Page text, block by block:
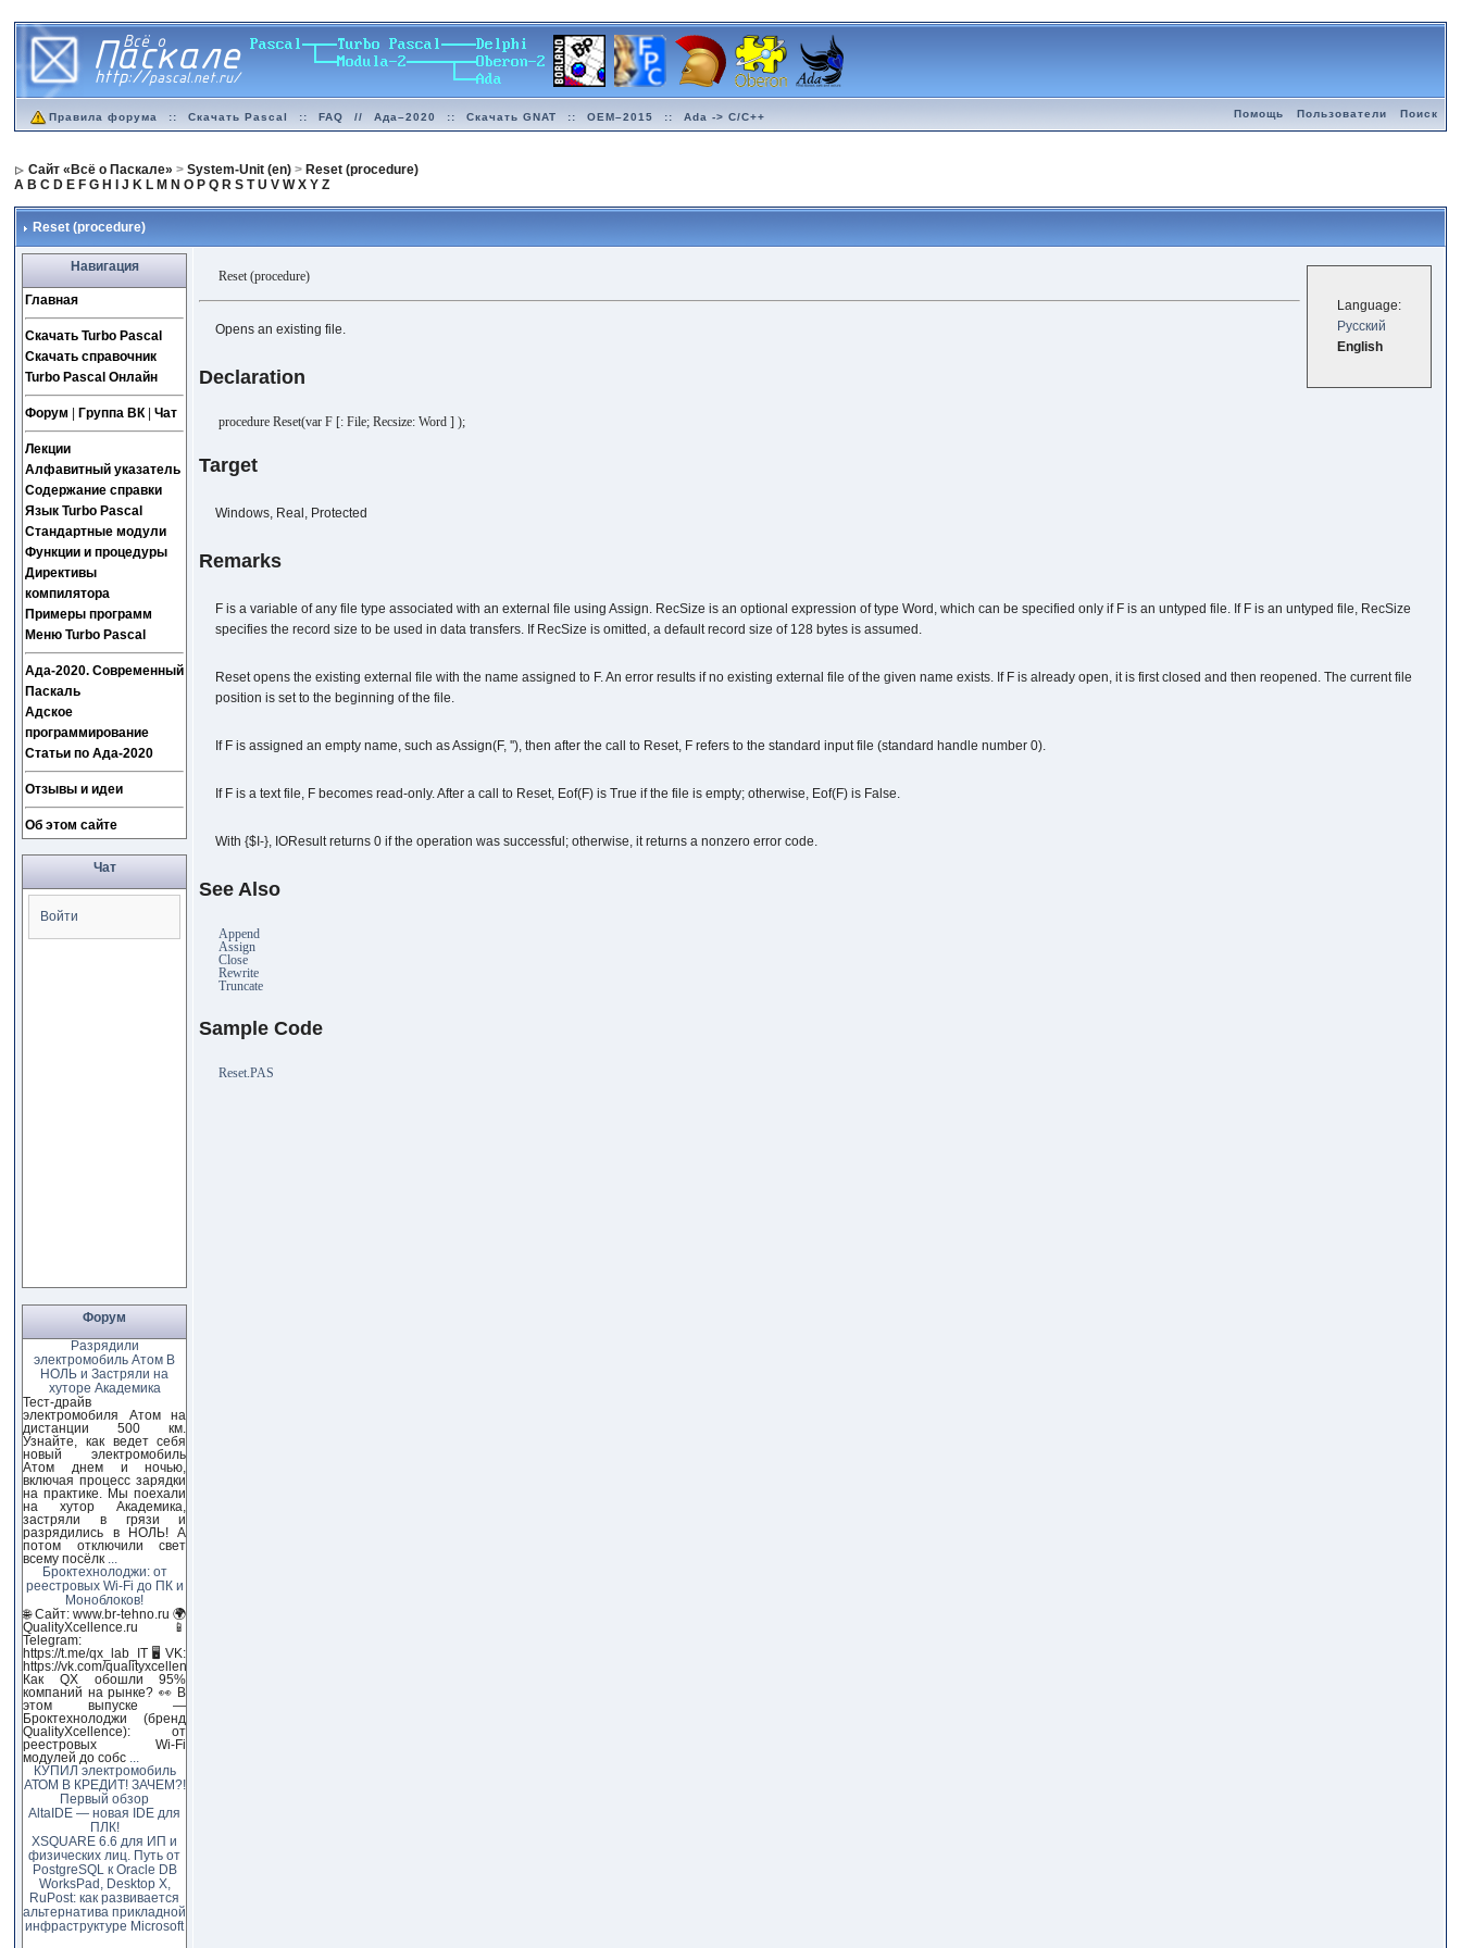
Правила форума :: Скачать Pascal :: FAQ // Ада–2020 :: Скачать GNAT :: OEM–2015 :: Ada -> C/C++ Помощь Пользователи Поиск
Сайт «Всё о Паскале» >System-Unit (en) > Reset (procedure)
A B C D E F G H J K L M N O P Q R S T U V W X Y Z
Reset (procedure)
Навигация
Главная
Скачать Turbo Pascal
Скачать справочник
Turbo Pascal Онлайн
Форум Группа ВК|Чат
Лекции
Алфавитный указатель
Содержание справки
Язык Turbo Pascal
Стандартные модули
Функции и процедуры
Директивы
компилятора
Примеры программ
Меню Turbo Pascal
Ада-2020. Современный
Паскаль
Адское
программирование
Статьи по Ада-2020
Отзывы и идеи
Об этом сайте
Чат
Войти
Форум
Разрядили
электромобиль Атом В
НОЛЬ и Застряли на
хуторе Академика
Тест-драйв
электромобиля Атом на
дистанции 500 км.
Узнайте, как ведет себя
новый электромобиль
Атом днем и ночью,
включая процесс зарядки
на практике. Мы поехали
на хутор Академика,
застряли в грязи и
разрядились в НОЛЬ! А
потом отключили свет
всему посёлк
Броктехнолоджи: от
реестровых Wi-Fi до ПК и
Моноблоков!
🌐 Сайт: www.br-tehno.ru 🌍
QualityXcellence.ru 📱
Telegram:
https://t.me/qx_lab_IT 🖥 VK:
https://vk.com/qualityxcellenc
Как QX обошли 95%
компаний на рынке? 👀 В
этом выпуске —
Броктехнолоджи (бренд
QualityXcellence): от
реестровых Wi-Fi
модулей до собс
КУПИЛ электромобиль
АТОМ В КРЕДИТ! ЗАЧЕМ?!
Первый обзор
AltaIDE — новая IDE для
ПЛК!
XSQUARE 6.6 для ИП и
физических лиц. Путь от
PostgreSQL к Oracle DB
WorksPad, Desktop X,
RuPost: как развивается
альтернатива прикладной
инфраструктуре Microsoft
Language:
Русский
English
Reset (procedure)
Opens an existing file.
Declaration
procedure Reset(var F [: File; Recsize: Word ] );
Target
Windows, Real, Protected
Remarks
F is a variable of any file type associated with an external file using Assign. RecSize is an optional expression of type Word, which can be specified only if F is an untyped file. If F is an untyped file, RecSize
specifies the record size to be used in data transfers. If RecSize is omitted, a default record size of 128 bytes is assumed.
Reset opens the existing external file with the name assigned to F. An error results if no existing external file of the given name exists. If F is already open, it is first closed and then reopened. The current file
position is set to the beginning of the file.
If F is assigned an empty name, such as Assign(F, ''), then after the call to Reset, F refers to the standard input file (standard handle number 0).
If F is a text file, F becomes read-only. After a call to Reset, Eof(F) is True if the file is empty; otherwise, Eof(F) is False.
With {$I-}, IOResult returns 0 if the operation was successful; otherwise, it returns a nonzero error code.
See Also
Append
Assign
Close
Rewrite
Truncate
Sample Code
Reset.PAS